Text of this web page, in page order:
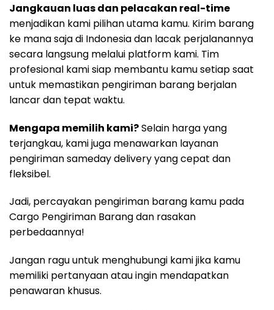
Jangkauan luas dan pelacakan real-time
menjadikan kami pilihan utama kamu. Kirim barang
ke mana saja di Indonesia dan lacak perjalanannya
secara langsung melalui platform kami. Tim
profesional kami siap membantu kamu setiap saat
untuk memastikan pengiriman barang berjalan
lancar dan tepat waktu.
Mengapa memilih kami?Selain harga yang
terjangkau, kami juga menawarkan layanan
pengiriman sameday delivery yang cepat dan
fleksibel.
Jadi, percayakan pengiriman barang kamu pada
Cargo Pengiriman Barang dan rasakan
perbedaannya!
Jangan ragu untuk menghubungi kami jika kamu
memiliki pertanyaan atau ingin mendapatkan
penawaran khusus.